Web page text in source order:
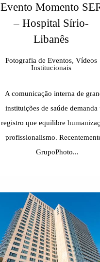
Evento Momento
– Hospital Sírio-
Libanês
Fotografia de Eventos, Vídeos
Institucionais
A comunicação interna de
instituições de saúde demanda
registro que equilibre
profissionalismo.
GrupoPhoto...